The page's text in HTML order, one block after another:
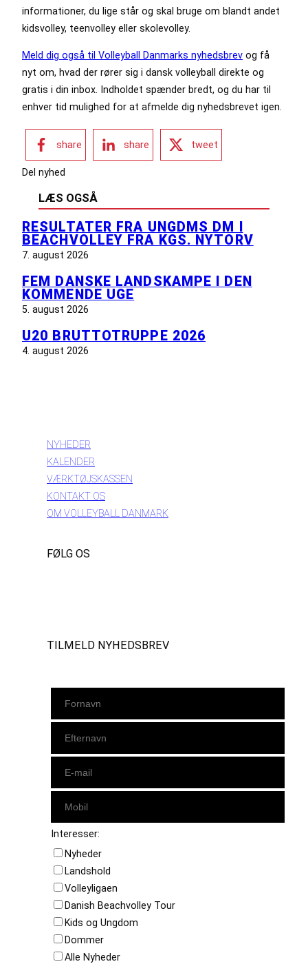
informationer, du lige står og skal bruge om blandt andet
kidsvolley, teenvolley eller skolevolley.
Meld dig også til Volleyball Danmarks nyhedsbrev og få
nyt om, hvad der rører sig i dansk volleyball direkte og
gratis i din inbox. Indholdet spænder bredt, og du har til
enhver tid mulighed for at afmelde dig nyhedsbrevet igen.
share share tweet
Del nyhed
LÆS OGSÅ
RESULTATER FRA UNGDMS DM I
BEACHVOLLEY FRA KGS. NYTORV
7. august 2026
FEM DANSKE LANDSKAMPE I DEN
KOMMENDE UGE
5. august 2026
U20 BRUTTOTRUPPE 2026
4. august 2026
NYHEDER
KALENDER
VÆRKTØJSKASSEN
KONTAKT OS
OM VOLLEYBALL DANMARK
FØLG OS
TILMELD NYHEDSBREV
Interesser:
Nyheder
Landshold
Volleyligaen
Danish Beachvolley Tour
Kids og Ungdom
Dommer
Alle Nyheder